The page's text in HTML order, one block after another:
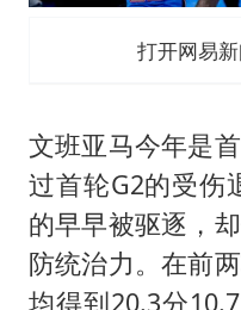
打开网易
文班亚马今年是
过首轮G2的受伤
的早早被驱逐，
防统治力。在前
均得到20.3分